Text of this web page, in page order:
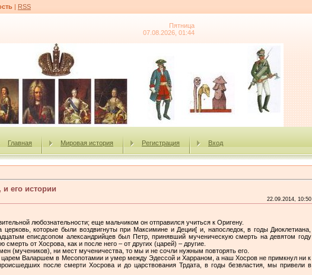
| RSS
Пятница
07.08.2026, 01:44
Главная Мировая история Регистрация Вход
его истории
22.09.2014, 10:50
любознательности; еще мальчиком он отправился учиться к Оригену.
которые были воздвигнуты при Максимине и Деции[ и, напоследок, в годы Диоклетиана,
еписдсопом александрийцев был Петр, принявший мученическую смерть на девятом году
от Хосрова, как и после него – от других (царей) – другие.
(мучеников), ни мест мученичества, то мы и не сочли нужным повторять его.
Валаршем в Месопотамии и умер между Эдессой и Харраном, а наш Хосров не примкнул ни к
после смерти Хосрова и до царствования Трдата, в годы безвластия, мы привели в